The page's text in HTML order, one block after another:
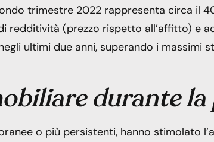
trimestre 2022 rappresenta circa il
redditività (prezzo rispetto all’affitto) e
ultimi due anni, superando i massimi
durante la
o più persistenti, hanno stimolato